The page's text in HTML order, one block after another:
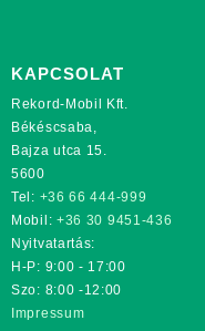
KAPCSOLAT
Rekord-Mobil Kft.
Békéscsaba,
Bajza utca 15.
5600
Tel: +36 66 444-999
Mobil: +36 30 9451-436
Nyitvatartás:
H-P: 9:00 - 17:00
Szo: 8:00 -12:00
Impressum